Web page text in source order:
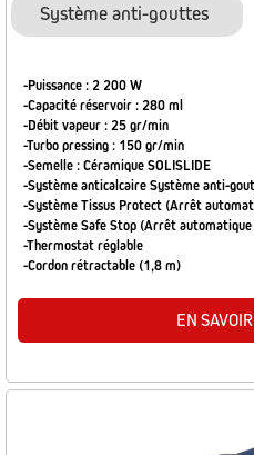
Système anti-gouttes
-Puissance : 2 200 W
-Capacité réservoir : 280 ml
-Débit vapeur : 25 gr/min
-Turbo pressing : 150 gr/min
-Semelle : Céramique SOLISLIDE
-Système anticalcaire Système anti-
-Système Tissus Protect (Arrêt
-Système Safe Stop (Arrêt
-Thermostat réglable
-Cordon rétractable (1,8 m)
EN